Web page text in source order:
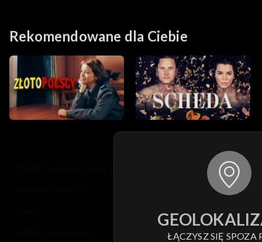
Rekomendowane dla Ciebie
ŁĄCZYSZ SIĘ SPOZA